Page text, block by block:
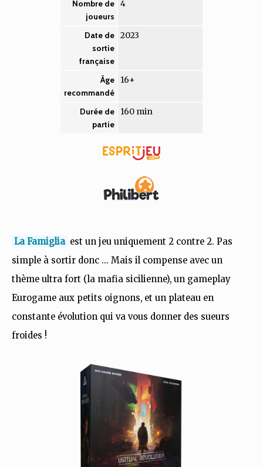
Nombre de
joueurs
4
Date de
sortie
française
2023
Âge
recommandé
16+
Durée de
partie
160 min
La Famiglia est un jeu uniquement 2 contre 2. Pas
simple à sortir donc ... Mais il compense avec un
thème ultra fort (la mafia sicilienne), un gameplay
Eurogame aux petits oignons, et un plateau en
constante évolution qui va vous donner des sueurs
froides !